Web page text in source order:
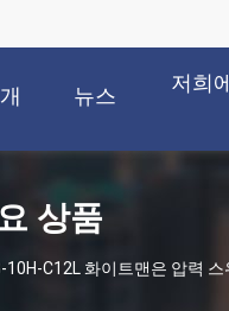
뉴스
저희
상품
C12L 화이트맨은 압력